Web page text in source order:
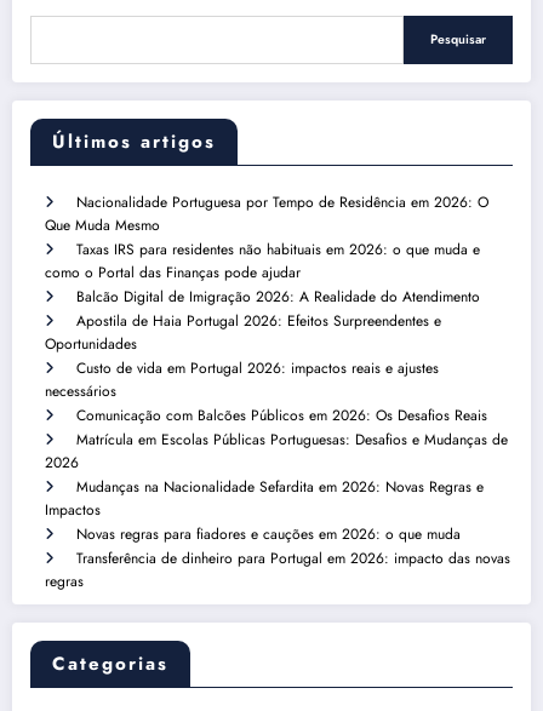
Pesquisar
Últimos artigos
Nacionalidade Portuguesa por Tempo de Residência em 2026: O
Que Muda Mesmo
Taxas IRS para residentes não habituais em 2026: o que muda e
como o Portal das Finanças pode ajudar
Balcão Digital de Imigração 2026: A Realidade do Atendimento
Apostila de Haia Portugal 2026: Efeitos Surpreendentes e
Oportunidades
Custo de vida em Portugal 2026: impactos reais e ajustes
necessários
Comunicação com Balcões Públicos em 2026: Os Desafios Reais
Matrícula em Escolas Públicas Portuguesas: Desafios e Mudanças de
2026
Mudanças na Nacionalidade Sefardita em 2026: Novas Regras e
Impactos
Novas regras para fiadores e cauções em 2026: o que muda
Transferência de dinheiro para Portugal em 2026: impacto das novas
regras
Categorias